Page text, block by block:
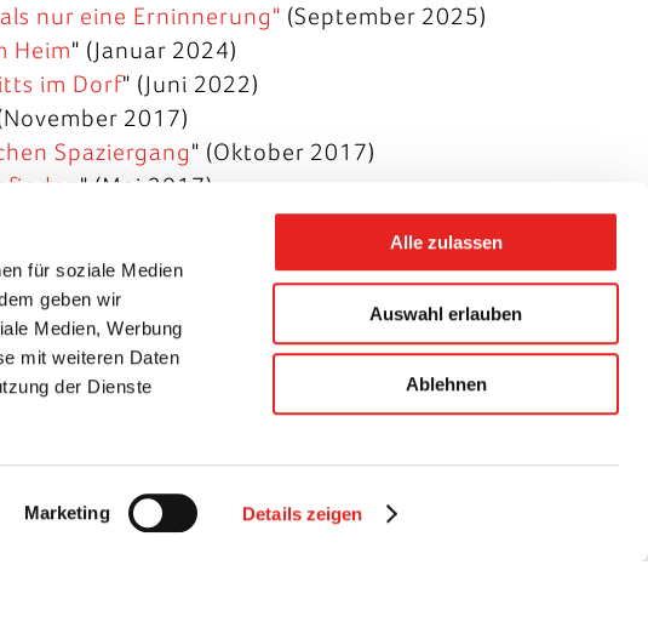
für soziale Medien
geben wir
Medien, Werbung
mit weiteren Daten
der Dienste
Marketing Details zeigen
Alle zulassen
Auswahl erlauben
Ablehnen
nur eine Erninnerung" (September 2025)
Heim" (Januar 2024)
im Dorf" (Juni 2022)
2017)
Spaziergang" (Oktober 2017)
" (Mai 2017)
verbindet
" (Oktober 2015)
die Stars" (August 2015)
Mountainbike unterwegs in die «Stadt der